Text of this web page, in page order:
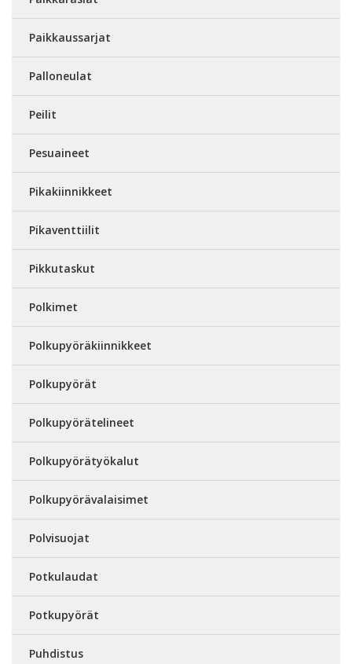
Paikkaussarjat
Palloneulat
Peilit
Pesuaineet
Pikakiinnikkeet
Pikaventtiilit
Pikkutaskut
Polkimet
Polkupyöräkiinnikkeet
Polkupyörät
Polkupyörätelineet
Polkupyörätyökalut
Polkupyörävalaisimet
Polvisuojat
Potkulaudat
Potkupyörät
Puhdistus